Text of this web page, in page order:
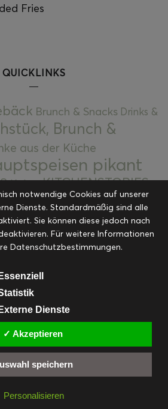
Fries
QUICKLINKS
Brunch & Snacks Drinks &
Brunch &
aus der Küche
pikant
KekseKITCHENSTORIES
& Desserts Kuchen und
Mitbringsel &
Kategorie Ostern Resteküche
SliderStartseite
& Vorspeisen
Salate & Suppen
& Events
PINTEREST
EMAIL
notwendige Cookies auf unserer
Dienste. Standardmäßig sind alle
Sie können diese jedoch nach
Für weitere Informationen
Datenschutzbestimmungen.
Essenziell
Externe Dienste
✓ Akzeptieren
speichern
Personalisieren